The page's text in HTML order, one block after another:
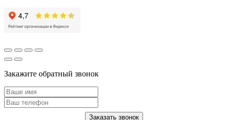
Закажите обратный звонок